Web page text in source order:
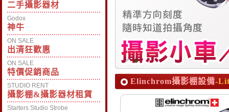
二手攝影器材
Godox
神牛
ON SALE
出清狂歡惠
ON SALE
特價促銷商品
STUDIO RENT
攝影棚&攝影器材租賃
Starters Studio Strobe
Elinchrom攝影棚設備-